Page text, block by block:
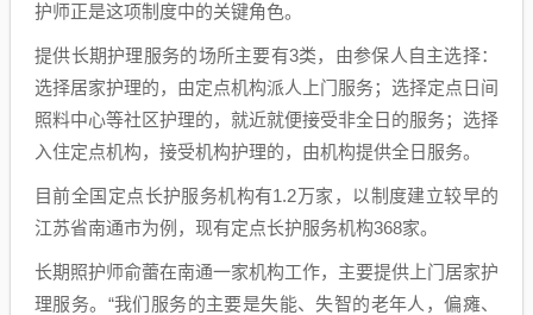
护师正是这项制度中的关键角色。
提供长期护理服务的场所主要有3类，由参保人自主选择：
选择居家护理的，由定点机构派人上门服务；选择定点日间
照料中心等社区护理的，就近就便接受非全日的服务；选择
入住定点机构，接受机构护理的，由机构提供全日服务。
目前全国定点长护服务机构有1.2万家，以制度建立较早的
江苏省南通市为例，现有定点长护服务机构368家。
长期照护师俞蕾在南通一家机构工作，主要提供上门居家护
理服务。“我们服务的主要是失能、失智的老年人，偏瘫、